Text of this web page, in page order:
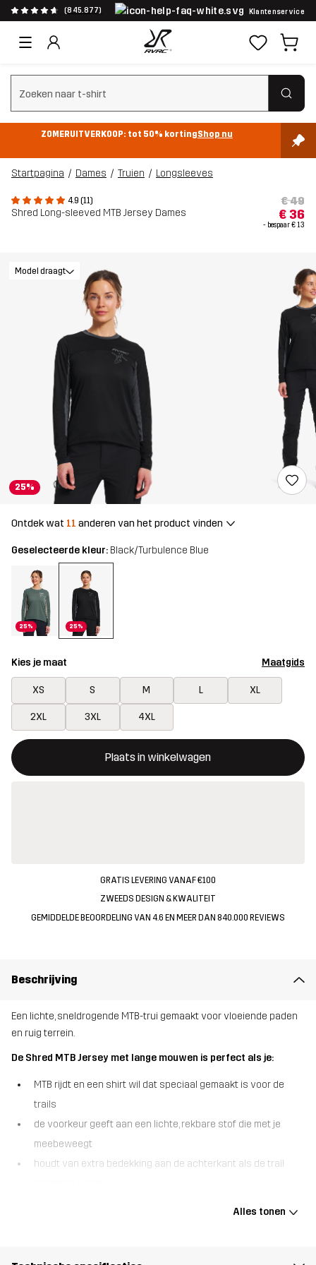
(845.877) Klantenservice
Zoeken wissen
ZOMERUITVERKOOP: tot 50% kortingShop nu
Startpagina Dames Truien Longsleeves
4.9 (11)
Shred Long-sleeved MTB Jersey Dames
€ 49
€ 36
- bespaar€ 13
25%
Model draagt
Ontdek wat 11 anderen van het product vinden
Geselecteerde kleur: Black/Turbulence Blue
25% 25%
Kies je maat Maatgids
XS S M L XL
2XL 3XL 4XL
Plaats in winkelwagen
Deze knop opent een modal met de bevestiging van een
{{size}} niet beschikbaar
GRATIS LEVERING VANAF €100
ZWEEDS DESIGN & KWALITEIT
GEMIDDELDE BEOORDELING VAN 4.6 EN MEER DAN 840.000 REVIEWS
Beschrijving
Een lichte, sneldrogende MTB-trui gemaakt voor vloeiende paden
en ruig terrein.
De Shred MTB Jersey met lange mouwen is perfect als je:
MTB rijdt en een shirt wil dat speciaal gemaakt is voor de
trails
de voorkeur geeft aan een lichte, rekbare stof die met je
meebeweegt
houdt van extra bedekking aan de achterkant als de trail
De Shred MTB Jersey met lange mouwen is ontworpen zodat jij je
of afdaalt. Hij droogt snel en voelt licht aan op je huid, zelfs tijdens
Alles tonen